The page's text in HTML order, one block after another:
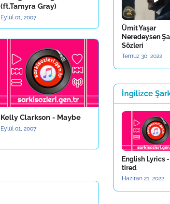
(ft.Tamyra Gray)
Eylül 01, 2007
Kelly Clarkson - Maybe
Eylül 01, 2007
Ümit Yaşar
Neredeysen
Sözleri
Temuz 30, 2022
İngilizce
English Lyrics
tired
Haziran 21, 2022